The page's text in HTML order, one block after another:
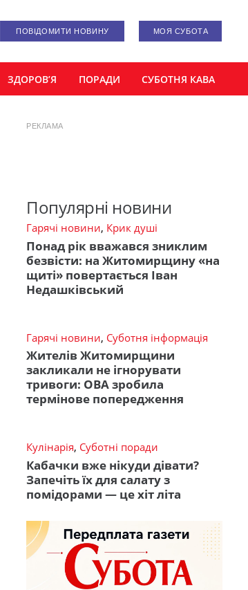
ПОВІДОМИТИ НОВИНУ МОЯ СУБОТА
ЗДОРОВ’Я ПОРАДИ СУБОТНЯ КАВА
РЕКЛАМА
Популярні новини
Гарячі новини, Крик душі
Понад рік вважався зниклим
безвісти: на Житомирщину «на
щиті» повертається Іван
Недашківський
Гарячі новини, Суботня інформація
Жителів Житомирщини
закликали не ігнорувати
тривоги: ОВА зробила
термінове попередження
Кулінарія, Суботні поради
Кабачки вже нікуди дівати?
Запечіть їх для салату з
помідорами — це хіт літа